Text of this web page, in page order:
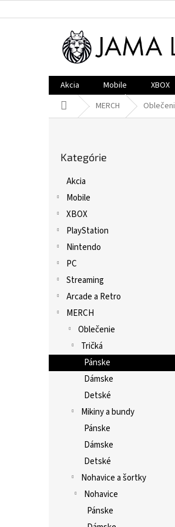
na
Akcia Mobile XBOX
DomovMERCH
kategórie
Kategórie
Akcia
Mobile
XBOX
PlayStation
Nintendo
PC
Streaming
Arcade a Retro
MERCH
Oblečenie
Tričká
Pánske
Dámske
Detské
Mikiny a bundy
Pánske
Dámske
Detské
Nohavice a šortky
Nohavice
Pánske